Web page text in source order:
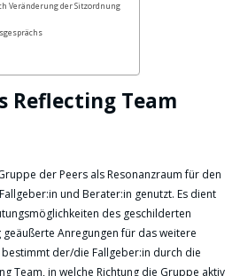
Veränderung der Sitzordnung
Reflecting Team
der Peers als Resonanzraum für den
und Berater:in genutzt. Es dient
des geschilderten
Anregungen für das weitere
der/die Fallgeber:in durch die
Team, in welche Richtung die Gruppe aktiv